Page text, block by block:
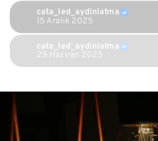
cata_led_aydinlatma
15 Aralık 2025
cata_led_aydinlatma
25 Haziran 2025